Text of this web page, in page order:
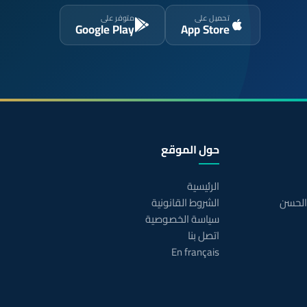
تحميل على
App Store
متوفر على
Google Play
حول الموقع
الرئيسية
الشروط القانونية
سياسة الخصوصية
اتصل بنا
En français